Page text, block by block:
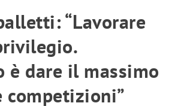
“Lavorare
è dare il massimo